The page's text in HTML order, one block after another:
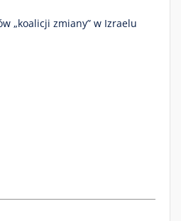
„koalicji zmiany” w Izraelu